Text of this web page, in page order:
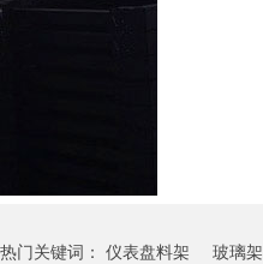
热门关键词： 仪表盘料架 玻璃架